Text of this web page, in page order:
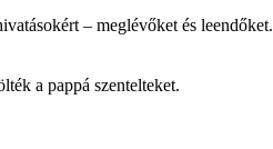
– meglévőket és
a pappá szentelteket.